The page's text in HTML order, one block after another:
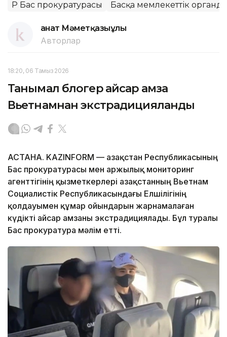
ҚР Бас прокуратурасы Басқа мемлекеттік
Қанат Мәметқазыұлы
Авторлар
18:20, 06 Тамыз 2026
Танымал блогер Қайсар Қамза
Вьетнамнан экстрадицияланды
АСТАНА. KAZINFORM — Қазақстан Республикасының
Бас прокуратурасы мен Қаржылық мониторинг
агенттігінің қызметкерлері Қазақстанның Вьетнам
Социалистік Республикасындағы Елшілігінің
қолдауымен құмар ойындарын жарнамалаған
күдікті Қайсар Қамзаны экстрадициялады. Бұл туралы
Бас прокуратура мәлім етті.